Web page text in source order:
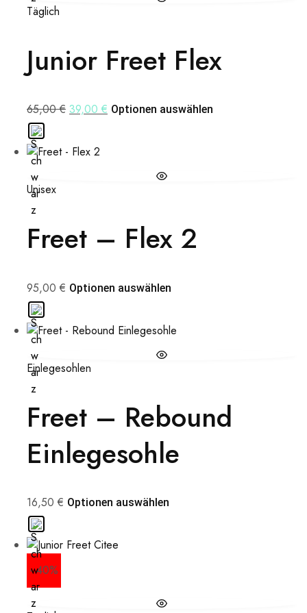
Täglich
Junior Freet Flex
65,00€ 39,00 € Optionen auswählen
Unisex
Freet – Flex 2
95,00 € Optionen auswählen
Einlegesohlen
Freet – Rebound
Einlegesohle
16,50 € Optionen auswählen
- 40%